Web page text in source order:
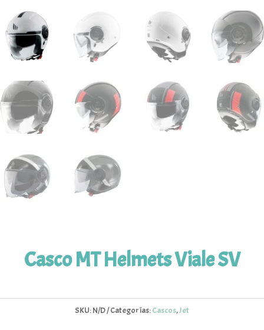
Casco MT Helmets Viale SV
SKU:N/D Categorías:Cascos,Jet